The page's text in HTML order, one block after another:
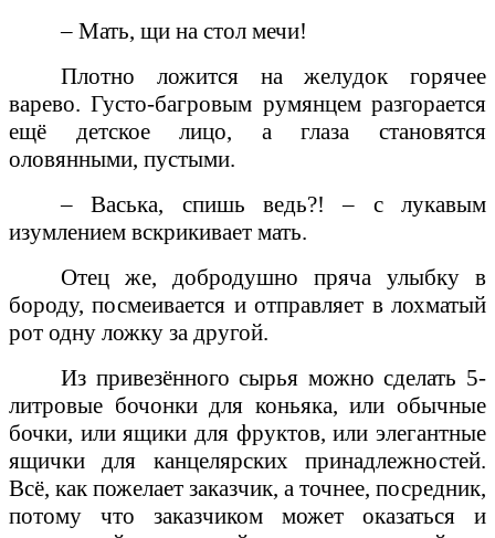
– Мать, щи на стол мечи!
Плотно ложится на желудок горячее
варево. Густо-багровым румянцем разгорается
ещё детское лицо, а глаза становятся
оловянными, пустыми.
– Васька, спишь ведь?! – с лукавым
изумлением вскрикивает мать.
Отец же, добродушно пряча улыбку в
бороду, посмеивается и отправляет в лохматый
рот одну ложку за другой.
Из привезённого сырья можно сделать 5-
литровые бочонки для коньяка, или обычные
бочки, или ящики для фруктов, или элегантные
ящички для канцелярских принадлежностей.
Всё, как пожелает заказчик, а точнее, посредник,
потому что заказчиком может оказаться и